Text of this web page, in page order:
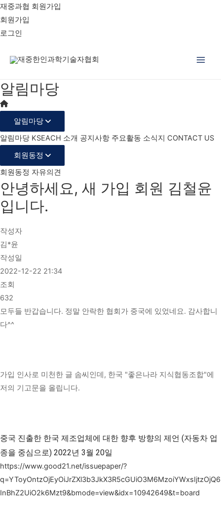
재중과협 회원가입
회원가입
로그인
알림마당
알림마당
알림마당 KSEACH 소개 공지사항 주요활동 소식지 CONTACT US
회원동정
회원동정 자유의견
안녕하세요, 새 가입 회원 김철윤
입니다.
작성자
김*윤
작성일
2022-12-22 21:34
조회
632
모두들 반갑습니다. 정말 안락한 협회가 중국에 있었네요. 감사합니
다^^
가입 인사로 미천한 글 솜씨인데, 한국 "좋은나라 지식협동조합"에
저의 기고문을 올립니다.
중국 진출한 한국 제조업체에 대한 향후 방향의 제언 (자동차 업
종을 중심으로) 2022년 3월 20일
https://www.good21.net/issuepaper/?
q=YToyOntzOjEyOiJrZXl3b3JkX3R5cGUiO3M6MzoiYWxsIjtzOjQ6
InBhZ2UiO2k6Mzt9&bmode=view&idx=10942649&t=board